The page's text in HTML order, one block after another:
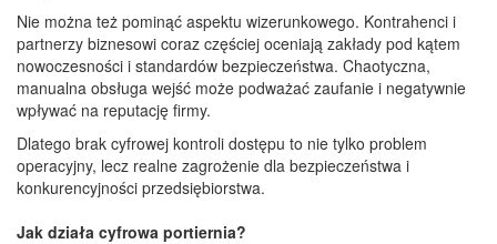
Nie można też pominąć aspektu wizerunkowego. Kontrahenci i
partnerzy biznesowi coraz częściej oceniają zakłady pod kątem
nowoczesności i standardów bezpieczeństwa. Chaotyczna,
manualna obsługa wejść może podważać zaufanie i negatywnie
wpływać na reputację firmy.
Dlatego brak cyfrowej kontroli dostępu to nie tylko problem
operacyjny, lecz realne zagrożenie dla bezpieczeństwa i
konkurencyjności przedsiębiorstwa.
Jak działa cyfrowa portiernia?